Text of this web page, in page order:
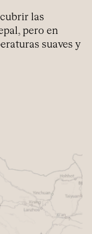
las
pero en
suaves y